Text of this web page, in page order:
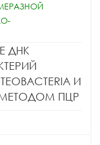
ДНК
И
МЕТОДОМ ПЦР